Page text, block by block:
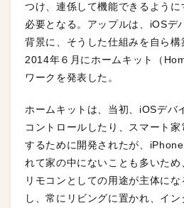
つけ、連係して機能できるよう
必要となる。アップルは、iOSデ
背景に、そうした仕組みを自ら構
2014年６月にホームキット（
ワークを発表した。
ホームキットは、当初、iOSデバ
コントロールしたり、スマート
するために開発されたが、
れて家の中にないことも多いた
リモコンとしての用途が主体に
し、常にリビングに置かれ、イ